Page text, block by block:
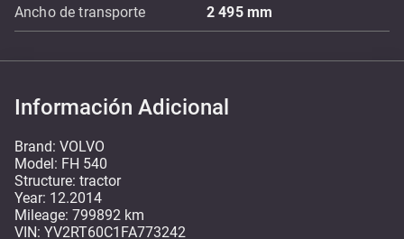
Ancho de transporte 2 495 mm
Información Adicional
Brand: VOLVO
Model: FH 540
Structure: tractor
Year: 12.2014
Mileage: 799892 km
VIN: YV2RT60C1FA773242